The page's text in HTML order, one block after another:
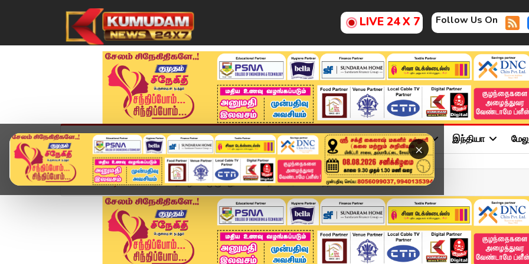
LIVE 24 X 7 Follow Us On
×
முகப்பு விளையாட்டு அண்மை தமிழ்நாடு சினிமா அரசியல் விளையாட்டு இந்தியா
Home வீடியோ ஸ்டோரி தமிழகம் முழுவதும் TVK தொண்டர்கள் வெற்றி கொண்டாட...